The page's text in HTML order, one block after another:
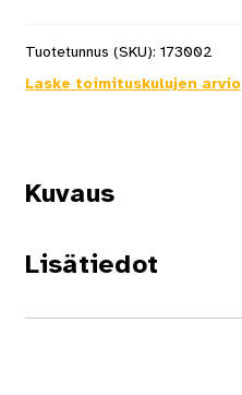
Tuotetunnus (SKU): 173002
Laske toimituskulujen arvio
Kuvaus
Lisätiedot